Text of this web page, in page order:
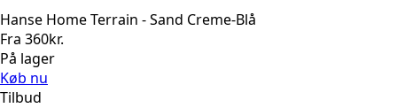
Hanse Home Terrain - Sand Creme-Blå
Fra 360kr.
På lager
Køb nu
Tilbud